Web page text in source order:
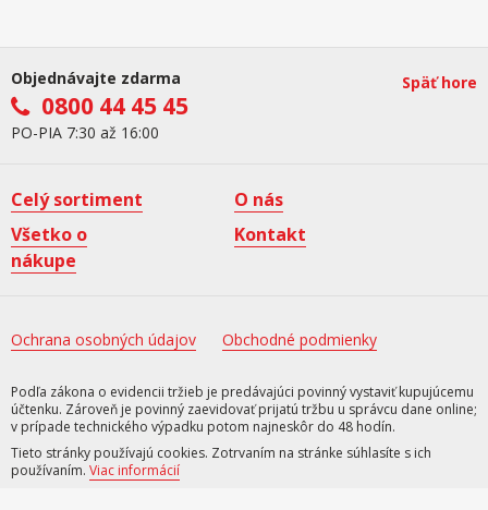
Objednávajte zdarma
0800 44 45 45
PO-PIA 7:30 až 16:00
Späť hore
Celý sortiment
O nás
Všetko o
nákupe
Kontakt
Ochrana osobných údajov Obchodné podmienky
Podľa zákona o evidencii tržieb je predávajúci povinný vystaviť kupujúcemu
účtenku. Zároveň je povinný zaevidovať prijatú tržbu u správcu dane online;
v prípade technického výpadku potom najneskôr do 48 hodín.
Tieto stránky používajú cookies. Zotrvaním na stránke súhlasíte s ich
používaním. Viac informácií